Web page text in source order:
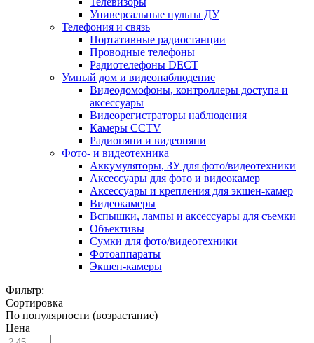
Универсальные пульты ДУ
Телефония и связь
Портативные радиостанции
Проводные телефоны
Радиотелефоны DECT
Умный дом и видеонаблюдение
Видеодомофоны, контроллеры доступа и
аксессуары
Видеорегистраторы наблюдения
Камеры CCTV
Радионяни и видеоняни
Фото- и видеотехника
Аккумуляторы, ЗУ для фото/видеотехники
Аксессуары для фото и видеокамер
Аксессуары и крепления для экшен-камер
Видеокамеры
Вспышки, лампы и аксессуары для съемки
Объективы
Сумки для фото/видеотехники
Фотоаппараты
Экшен-камеры
Фильтр:
Сортировка
По популярности (возрастание)
Цена